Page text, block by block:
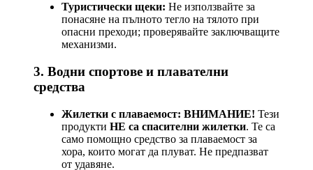
Туристически щеки: Не използвайте за
понасяне на пълното тегло на тялото при
опасни преходи; проверявайте заключващите
механизми.
3. Водни спортове и плавателни
средства
Жилетки с плаваемост: ВНИМАНИЕ! Тези
продукти НЕ са спасителни жилетки. Те са
само помощно средство за плаваемост за
хора, които могат да плуват. Не предпазват
от удавяне.